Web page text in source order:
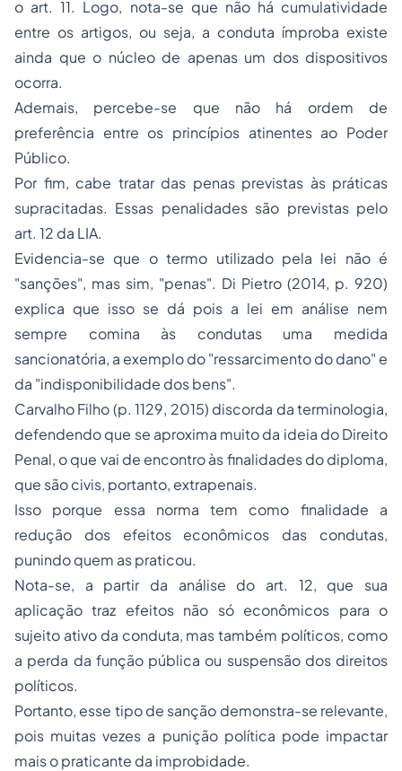
o art. 11. Logo, nota-se que não há cumulatividade
entre os artigos, ou seja, a conduta ímproba existe
ainda que o núcleo de apenas um dos dispositivos
ocorra.
Ademais, percebe-se que não há ordem de
preferência entre os princípios atinentes ao Poder
Público.
Por fim, cabe tratar das penasprevistas às práticas
supracitadas. Essas penalidades são previstas pelo
art. 12 da LIA.
Evidencia-se que o termo utilizado pela lei não é
"sanções", mas sim, "penas". Di Pietro (2014, p. 920)
explica que isso se dá pois a lei em análise nem
sempre comina às condutas uma medida
sancionatória, a exemplo do "ressarcimento do dano" e
da "indisponibilidade dos bens".
Carvalho Filho (p. 1129, 2015) discorda da terminologia,
defendendo que se aproxima muito da ideia do Direito
Penal, o que vai de encontro às finalidades do diploma,
que são civis, portanto, extrapenais.
Isso porque essa norma tem como finalidade a
redução dos efeitos econômicos das condutas,
punindo quem as praticou.
Nota-se, a partir da análise do art. 12, que sua
aplicação traz efeitos não só econômicos para o
sujeito ativo da conduta, mas também políticos, como
a perda da função pública ou suspensão dos direitos
políticos.
Portanto, esse tipo de sanção demonstra-se relevante,
pois muitas vezes a punição política pode impactar
mais o praticante da improbidade.